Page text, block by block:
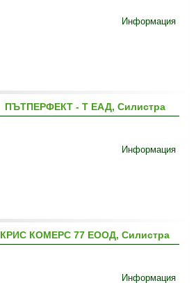
Информация
ПЪТПЕРФЕКТ - Т ЕАД, Силистра
Информация
КРИС КОМЕРС 77 ЕООД, Силистра
Информация